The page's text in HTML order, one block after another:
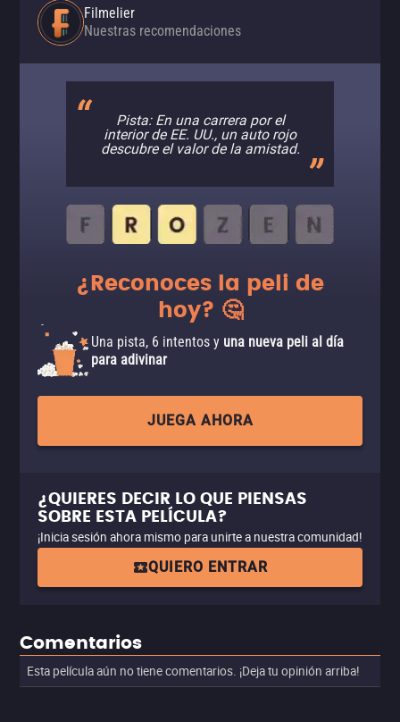
Filmelier
Nuestras recomendaciones
Pista: En una carrera por el
interior de EE. UU., un auto rojo
descubre el valor de la amistad.
¿Reconoces la peli de
hoy? 🤔
Una pista, 6 intentos y una nueva peli al día
para adivinar
JUEGA AHORA
¿QUIERES DECIR LO QUE PIENSAS
SOBRE ESTA PELÍCULA?
¡Inicia sesión ahora mismo para unirte a nuestra comunidad!
QUIERO ENTRAR
Comentarios
Esta película aún no tiene comentarios. ¡Deja tu opinión arriba!